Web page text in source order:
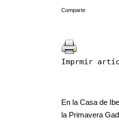
Comparte
Imprmir
En la Casa de
la Primavera